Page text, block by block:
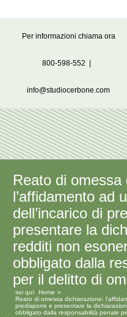
Per informazioni chiama ora
800-598-552
info@studiocerbone.com
Reato di omessa
l’affidamento ad
dell’incarico di
presentare la
redditi non
obbligato dalla
per il delitto di
sei qui: Home
Reato di omessa dichiarazione:
predisporre e presentare la
obbligato dalla responsabilità penale